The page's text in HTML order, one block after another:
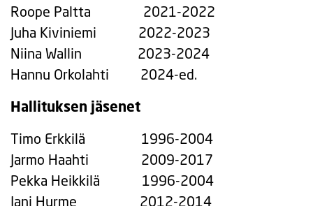
Roope Paltta 2021-2022
Juha Kiviniemi 2022-2023
Niina Wallin 2023-2024
Hannu Orkolahti 2024-ed.
Hallituksen jäsenet
Timo Erkkilä 1996-2004
Jarmo Haahti 2009-2017
Pekka Heikkilä 1996-2004
Jani Hurme 2012-2014